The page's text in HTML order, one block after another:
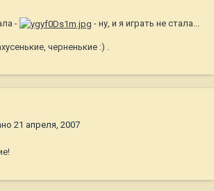
- - ну, и я играть не стала...
черненькие :) .
21 апреля, 2007